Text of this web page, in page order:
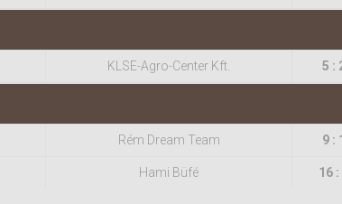
KLSE-Agro-Center Kft. 5 :
Rém Dream Team 9 : 1
Hami Büfé 16 :